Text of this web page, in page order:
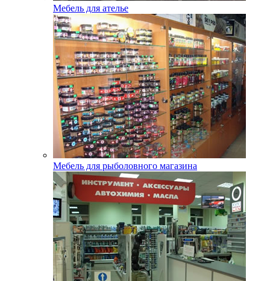
Мебель для ателье
Мебель для рыболовного магазина